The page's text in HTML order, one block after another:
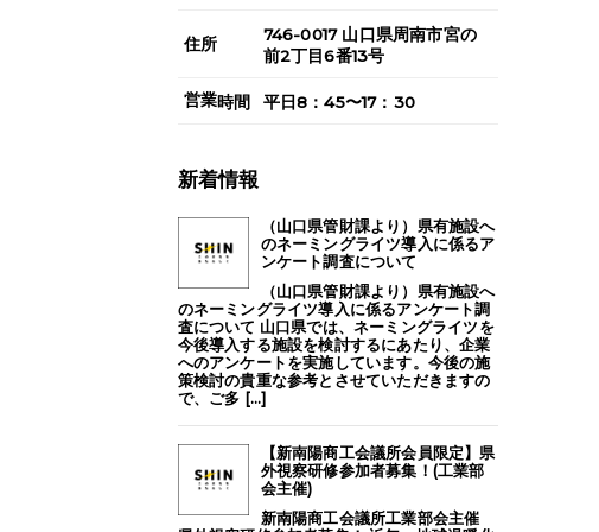
住所 746-0017山口県周南市宮の
前2丁目6番13号
営業時間 平日8：45〜17：30
新着情報
（山口県管財課より）県有施設へ
のネーミングライツ導入に係るア
ンケート調査について
（山口県管財課より）県有施設へ
のネーミングライツ導入に係るアンケート調
査について 山口県では、ネーミングライツを
今後導入する施設を検討するにあたり、企業
へのアンケートを実施しています。今後の施
策検討の貴重な参考とさせていただきますの
で、ご多 [...]
【新南陽商工会議所会員限定】県
外視察研修参加者募集！(工業部
会主催)
新南陽商工会議所工業部会主催